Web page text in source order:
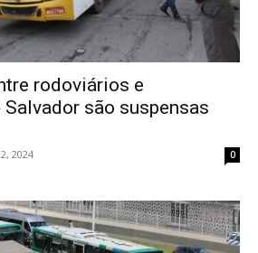
rodoviários e
são suspensas
2024 0